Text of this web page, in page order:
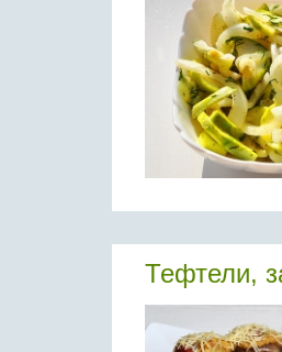
Тефтели,